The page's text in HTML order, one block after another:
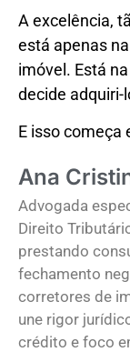
A excelência,
está apenas
imóvel. Está
decide adquiri-
E isso começa
Ana
Advogada
Direito
prestando
fechamento
corretores de
une rigor
crédito e foco